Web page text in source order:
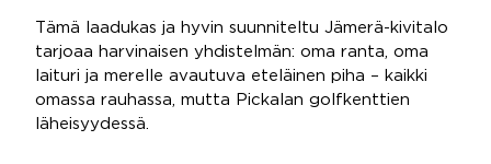
Tämä laadukas ja hyvin suunniteltu Jämerä-kivitalo
tarjoaa harvinaisen yhdistelmän: oma ranta, oma
laituri ja merelle avautuva eteläinen piha – kaikki
omassa rauhassa, mutta Pickalan golfkenttien
läheisyydessä.